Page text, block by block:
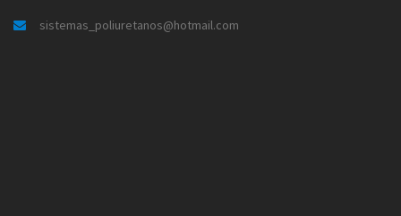
sistemas_poliuretanos@hotmail.com